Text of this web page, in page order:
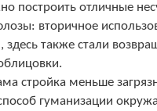
построить отличные
вторичное
здесь также стали
стройка меньше
гуманизации